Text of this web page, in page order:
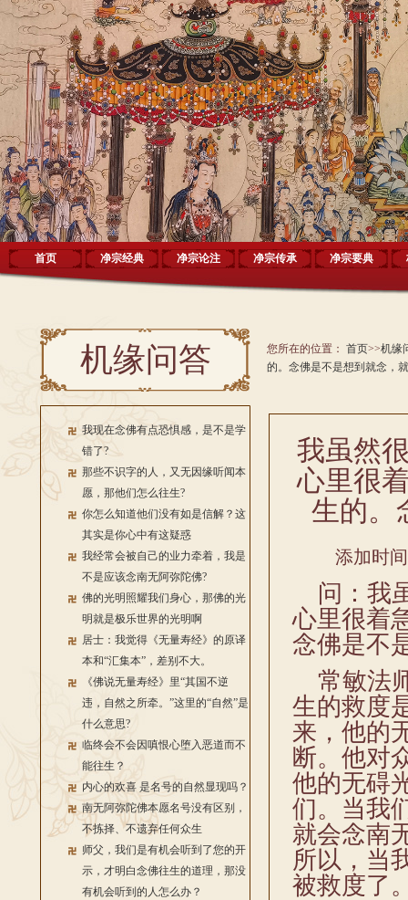
首页 净宗经典 净宗论注 净宗传承 净宗要典
机缘问答
我现在念佛有点恐惧感，是不是学
错了?
那些不识字的人，又无因缘听闻本
愿，那他们怎么往生?
你怎么知道他们没有如是信解？这
其实是你心中有这疑惑
我经常会被自己的业力牵着，我是
不是应该念南无阿弥陀佛?
佛的光明照耀我们身心，那佛的光
明就是极乐世界的光明啊
居士：我觉得《无量寿经》的原译
本和“汇集本”，差别不大。
《佛说无量寿经》里“其国不逆
违，自然之所牵。”这里的“自然”是
什么意思?
临终会不会因嗔恨心堕入恶道而不
能往生？
内心的欢喜 是名号的自然显现吗？
南无阿弥陀佛本愿名号没有区别，
不拣择、不遗弃任何众生
师父，我们是有机会听到了您的开
示，才明白念佛往生的道理，那没
有机会听到的人怎么办？
您所在的位置： 首页>>机缘
的。念佛是不是想到就念，
我虽然
心里很
生的。
添加时
问：我
心里很着
念佛是不
常敏法
生的救度
来，他的
断。他对
他的无碍
们。当我
就会念南
所以，当
被救度了